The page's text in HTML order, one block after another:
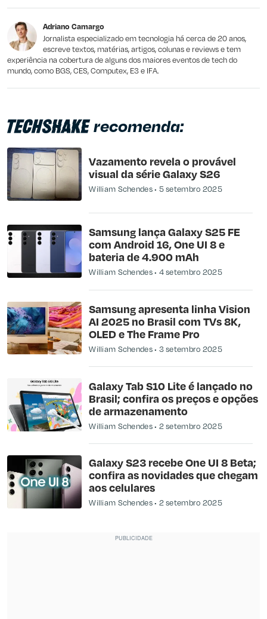
Outro
Adriano Camargo
Jornalista especializado em tecnologia há cerca de 20 anos,
escreve textos, matérias, artigos, colunas e reviews e tem
experiência na cobertura de alguns dos maiores eventos de tech do
mundo, como BGS, CES, Computex, E3 e IFA.
recomenda:
Vazamento revela o provável
visual da série Galaxy S26
William Schendes 5 setembro 2025
Samsung lança Galaxy S25 FE
com Android 16, One UI 8 e
bateria de 4.900 mAh
William Schendes 4 setembro 2025
Samsung apresenta linha Vision
AI 2025 no Brasil com TVs 8K,
OLED e The Frame Pro
William Schendes 3 setembro 2025
Galaxy Tab S10 Lite é lançado no
Brasil; confira os preços e opções
de armazenamento
William Schendes 2 setembro 2025
Galaxy S23 recebe One UI 8 Beta;
confira as novidades que chegam
aos celulares
William Schendes 2 setembro 2025